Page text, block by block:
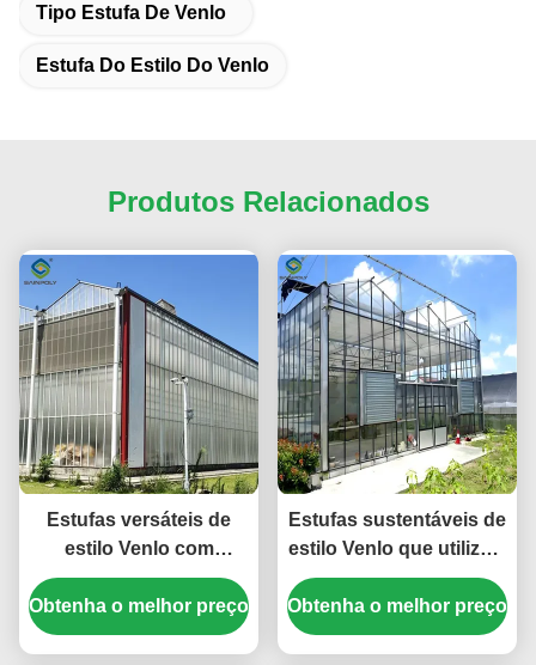
Tipo Estufa De Venlo
Estufa Do Estilo Do Venlo
Produtos Relacionados
Estufas versáteis de
estilo Venlo com
isolamento energético e
regulação climática
automatizada para
Obtenha o melhor preço
Estufas sustentáveis de
estilo Venlo que utilizam
materiais energéticos e
sistemas de energia
renovável que apoiam
Obtenha o melhor preço